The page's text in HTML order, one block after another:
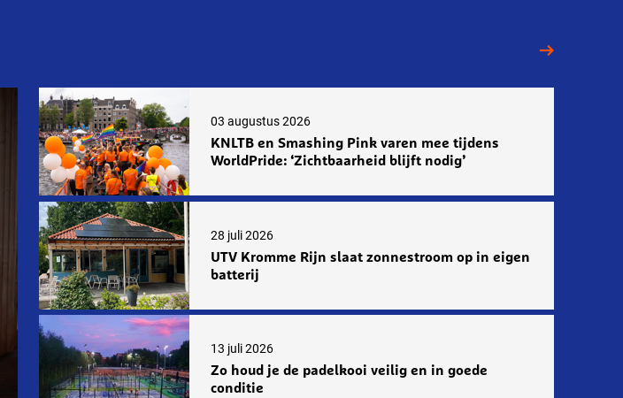
03 augustus 2026
KNLTB en Smashing Pink varen mee tijdens
WorldPride: ‘Zichtbaarheid blijft nodig’
28 juli 2026
UTV Kromme Rijn slaat zonnestroom op in eigen
batterij
13 juli 2026
Zo houd je de padelkooi veilig en in goede
conditie